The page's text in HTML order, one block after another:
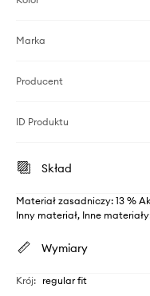
Marka
Producent
ID Produktu
Skład
Materiał zasadniczy: 13 %
Inny materiał, Inne
Wymiary
Krój: regular fit